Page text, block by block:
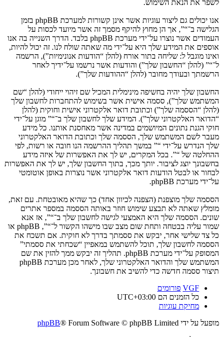
לשפר את הנאת השימוש.
אנו יכולים גם ליצור עוגיות אשר אינן קשורות למערכת phpBB בזמן
הגלישה ב־“”, אך הן מחוץ להיקף מסמך זה אשר מיועד לכסות על
העמודים אשר נוצרו על־ידי מערכת phpBB בלבד. הדרך השנייה בה אנו
אוספים את המידע שלך היא על־ידי מה שאתה שולח לנו. זה יכול להיות,
ואינו מוגבל ל: שליחה בתור אורח (להלן “הודעות אנונימיות”), הרשמה
ל־“” (להלן “החשבון שלך”) והודעות אשר נרשמו על־ידיך לאחר
הרשמתך ובעודך מחובר (להלן “ההודעות שלך”).
החשבון שלך יהיה בחשיפה מינימלית המכיל שם זיהוי ייחודי (להלן “שם
המשתמש שלך”), ססמה אישית אשר בשימוש להתחברות לחשבון שלך
(להלן “הססמה שלך”) וכתובת דואר אלקטרוני אישית וחוקית (להלן
“הדואר האלקטרוני שלך”). המידע שלך לחשבון שלך ב־“” מוגן על־ידי
חוקי הגנת נתונים המיושמים במדינה אשר מאחסנת אותנו. כל מידע
מעבר לשם המשתמש שלך, הססמה שלך וכתובת הדואר האלקטרוני
שלך הנדרש על־ידי “” במשך תהליך ההרשמה הנו חובה או רשות, לפי
ההחלטה של “”. בכל המקרים, יש לך את האפשרות של איזה מידע
בחשבונך יוצג לציבור. יותך מכך, בתוך החשבון שלך, יש לך את האפשרות
לבחור או לבטל הודעות דואר אלקטרוני אשר נוצרות באופן אוטומטי
על־ידי מערכת phpBB.
הססמה שלך מוצפנת (הצפנה לכיוון אחד) כך שהיא מאובטחת. עם זאת,
מומלץ שאתה לא תבצע שימוש חוזר באותה הססמה במספר אתרים
שונים. הססמה שלך היא האמצעי לגישה לחשבון שלך ב־“”, אז אנא
שמור עליה בבטחה ותחת שום מצב שבו מישהו הקשור ל־“”, phpBB או
כל צד שלישי אחר, יבקש את ססמתך בדרך לא חוקית. אם תשכח את
הססמה לחשבון שלך, תוכל להשתמש במאפיין “שכחתי את ססמתי”
המסופק על־ידי מערכת phpBB. תהליך זה יבקש ממך להזין את שם
המשתמש שלך והדואר האלקטרוני שלך, לאחר מכן מערכת phpBB
תיצור ססמה חדשה כדי להשיב את חשבונך.
VGF פורומים
כל הזמנים הם UTC+03:00
מחיקת עוגיות
מופעל על ידי
phpBB® Forum Software © phpBB Limited